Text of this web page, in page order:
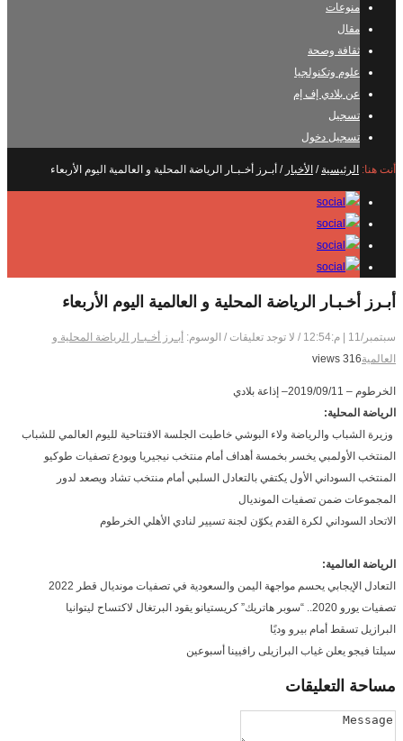
منوعات
مقال
ثقافة وصحة
علوم وتكنولجيا
عن بلادي إف إم
تسجيل
تسجيل دخول
أنت هنا: الرئيسية / الأخبار / أبـرز أخـبـار الرياضة المحلية و العالمية اليوم الأربعاء
أبـرز أخـبـار الرياضة المحلية و العالمية اليوم الأربعاء
سبتمبر/11 | م:12:54 / لا توجد تعليقات / الوسوم: أبـرز أخـبـار الرياضة المحلية و
العالمية316 views
الخرطوم – 2019/09/11– إذاعة بلادي
الرياضة المحلية:
وزيرة الشباب والرياضة ولاء البوشي خاطبت الجلسة الافتتاحية لليوم العالمي للشباب
المنتخب الأولمبي يخسر بخمسة أهداف أمام منتخب نيجيريا ويودع تصفيات طوكيو
المنتخب السوداني الأول يكتفي بالتعادل السلبي أمام منتخب تشاد ويصعد لدور
المجموعات ضمن تصفيات المونديال
الاتحاد السوداني لكرة القدم يكوّن لجنة تسيير لنادي الأهلي الخرطوم
الرياضة العالمية:
التعادل الإيجابي يحسم مواجهة اليمن والسعودية في تصفيات مونديال قطر 2022
تصفيات يورو 2020.. “سوبر هاتريك” كريستيانو يقود البرتغال لاكتساح ليتوانيا
البرازيل تسقط أمام بيرو وديًا
سيلتا فيجو يعلن غياب البرازيلى رافيينا أسبوعين
مساحة التعليقات